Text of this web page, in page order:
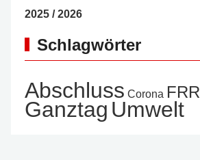
2025 / 2026
Schlagwörter
Abschluss Corona FRR
Ganztag Umwelt